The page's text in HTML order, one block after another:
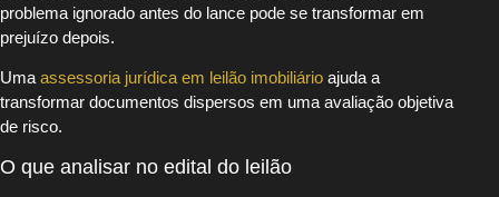
problema ignorado antes do lance pode se transformar em
prejuízo depois.
Umaassessoria jurídica em leilão imobiliário ajuda a
transformar documentos dispersos em uma avaliação objetiva
de risco.
O que analisar no edital do leilão